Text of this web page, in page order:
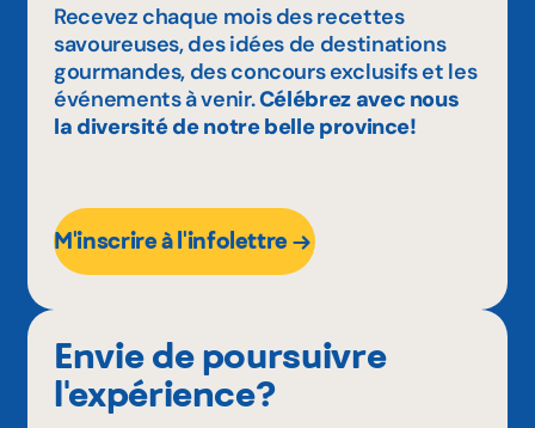
Recevez chaque mois des recettes
savoureuses, des idées de destinations
gourmandes, des concours exclusifs et les
événements à venir.Célébrez avec nous
la diversité de notre belle province!
M'inscrire à l'infolettre
Envie de poursuivre
l'expérience?